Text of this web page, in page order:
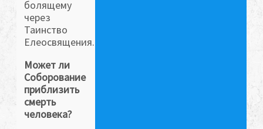
болящему
через
Таинство
Елеосвящения.
Может ли
Соборование
приблизить
смерть
человека?